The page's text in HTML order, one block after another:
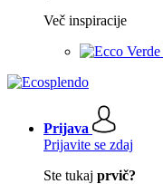
Več inspiracije
Prijava
Prijavite se zdaj
Ste tukaj prvič?